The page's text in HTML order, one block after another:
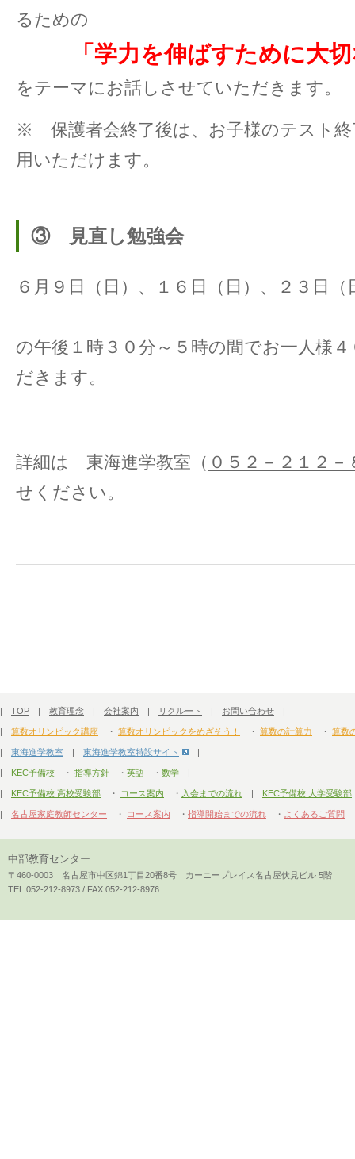
るための
「学力を伸ばすために大
をテーマにお話しさせていただきます。
※ 保護者会終了後は、お子様のテスト終
用いただけます。
③ 見直し勉強会
６月９日（日）、１６日（日）、２３日
の午後１時３０分～５時の間でお一人様
だきます。
詳細は 東海進学教室（ ０５２－２１２－
せください。
| TOP | 教育理念 | 会社案内 | リクルート | お問い合わせ |
| 算数オリンピック講座 ・ 算数オリンピックをめざそう！ ・ 算数の計算力 ・ 算数
| 東海進学教室 | 東海進学教室特設サイト |
| KEC予備校 ・ 指導方針 ・ 英語 ・ 数学 |
| KEC予備校 高校受験部 ・ コース案内 ・ 入会までの流れ | KEC予備校 大学受験部
| 名古屋家庭教師センター ・ コース案内 ・ 指導開始までの流れ ・ よくあるご質問
中部教育センター
〒460-0003 名古屋市中区錦1丁目20番8号 カーニープレイス名古屋伏見ビル 5階
TEL 052-212-8973 / FAX 052-212-8976